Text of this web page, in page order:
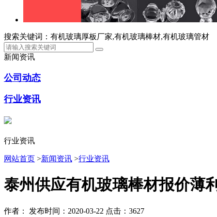
搜索关键词：有机玻璃厚板厂家,有机玻璃棒材,有机玻璃管材
新闻资讯
公司动态
行业资讯
行业资讯
网站首页 >新闻资讯 >行业资讯
泰州供应有机玻璃棒材报价薄
作者： 发布时间：2020-03-22 点击：3627